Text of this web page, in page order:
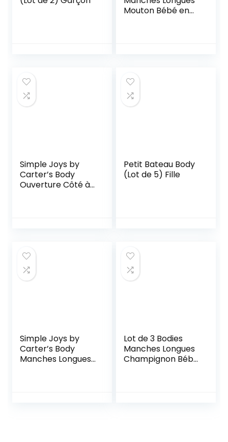
Mouton Bébé en
Simple Joys by
Carter’s Body
Ouverture Côté à
Petit Bateau Body
(Lot de 5) Fille
Simple Joys by
Carter’s Body
Manches Longues
Lot de 3 Bodies
Manches Longues
Champignon Bébé